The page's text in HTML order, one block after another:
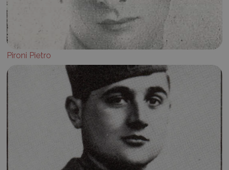
Pironi Pietro